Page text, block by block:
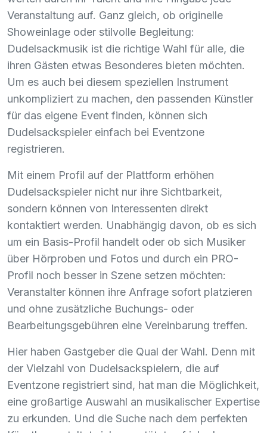
Veranstaltung auf. Ganz gleich, ob originelle
Showeinlage oder stilvolle Begleitung:
Dudelsackmusik ist die richtige Wahl für alle, die
ihren Gästen etwas Besonderes bieten möchten.
Um es auch bei diesem speziellen Instrument
unkompliziert zu machen, den passenden Künstler
für das eigene Event finden, können sich
Dudelsackspieler einfach bei Eventzone
registrieren.
Mit einem Profil auf der Plattform erhöhen
Dudelsackspieler nicht nur ihre Sichtbarkeit,
sondern können von Interessenten direkt
kontaktiert werden. Unabhängig davon, ob es sich
um ein Basis-Profil handelt oder ob sich Musiker
über Hörproben und Fotos und durch ein PRO-
Profil noch besser in Szene setzen möchten:
Veranstalter können ihre Anfrage sofort platzieren
und ohne zusätzliche Buchungs- oder
Bearbeitungsgebühren eine Vereinbarung treffen.
Hier haben Gastgeber die Qual der Wahl. Denn mit
der Vielzahl von Dudelsackspielern, die auf
Eventzone registriert sind, hat man die Möglichkeit,
eine großartige Auswahl an musikalischer Expertise
zu erkunden. Und die Suche nach dem perfekten